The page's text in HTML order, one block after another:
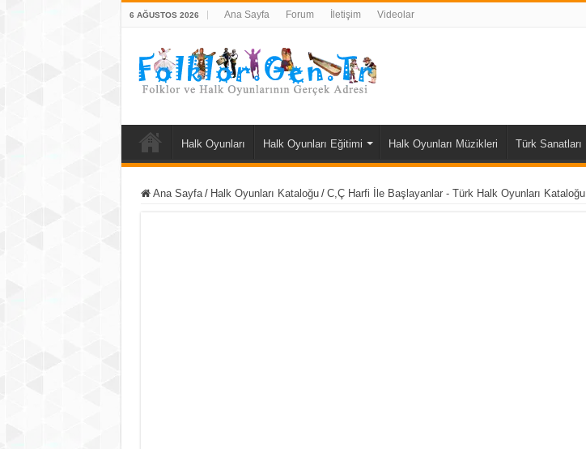
6 AĞUSTOS 2026 Ana Sayfa Forum İletişim Videolar
Halk Oyunları Halk Oyunları Eğitimi Halk Oyunları Müzikleri Türk Sanatları
Ana Sayfa / Halk Oyunları Kataloğu / C,Ç Harfi İle Başlayanlar - Türk Halk Oyunları Kataloğu